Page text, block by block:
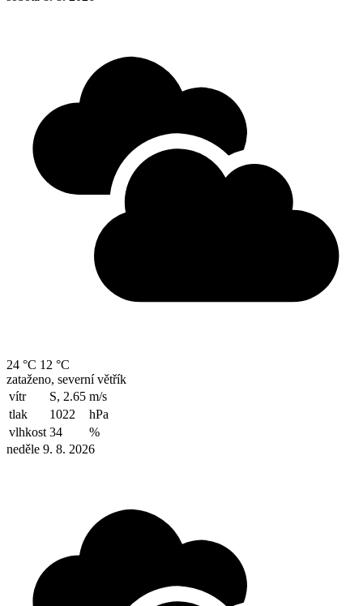
24 °C 12 °C
zataženo, severní větřík
vítr
S, 2.65 m/s
tlak
1022
hPa
vlhkost 34
%
neděle 9. 8. 2026